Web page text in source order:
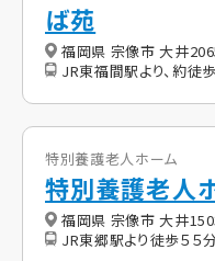
ば苑
福岡県 宗像市 大井
JR東福間駅より、約徒
特別養護老人ホーム
特別養護老人
福岡県 宗像市 大井
JR東郷駅より徒歩５５